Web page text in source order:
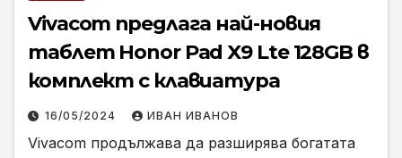
Vivacom предлага най-новия
таблет Honor Pad X9 Lte 128GB в
комплект с клавиатура
16/05/2024 ИВАН ИВАНОВ
Vivacom продължава да разширява богатата